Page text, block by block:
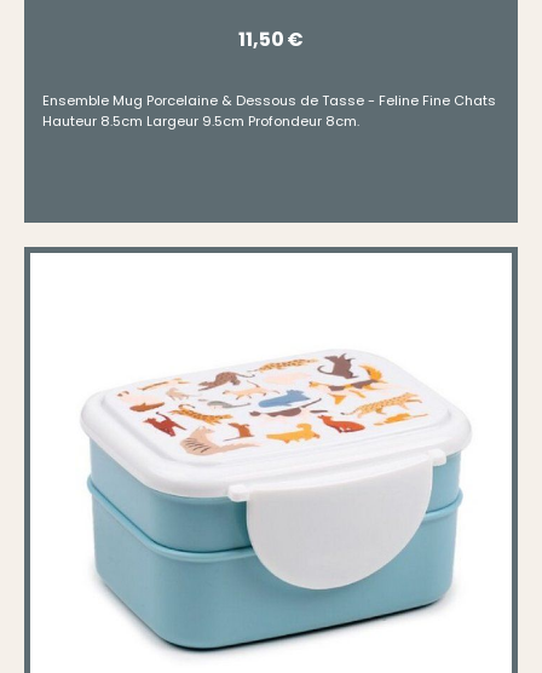
11,50€
Ensemble Mug Porcelaine & Dessous de Tasse - Feline Fine Chats
Hauteur 8.5cm Largeur 9.5cm Profondeur 8cm.